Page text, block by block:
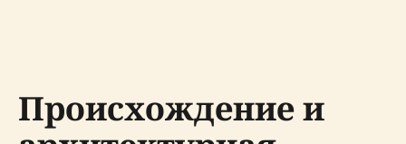
Происхождение и